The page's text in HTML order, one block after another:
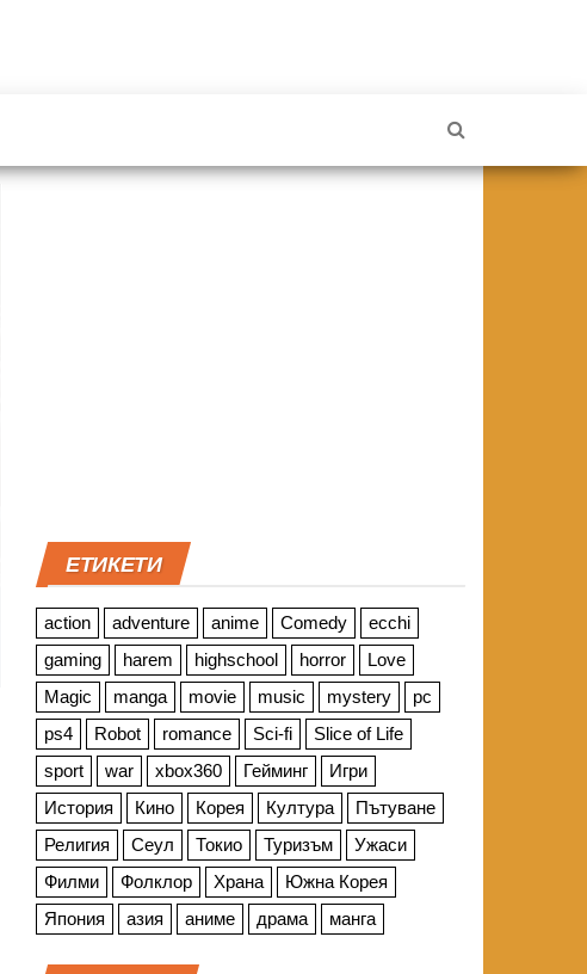
ЕТИКЕТИ
action adventure anime Comedy
ecchi
gaming
harem highschool horror
Love
Magic
manga movie music mystery
pc
ps4
Robot romance Sci-fi
Slice of Life
sport
war xbox360 Гейминг
Игри
История
Кино Корея Култура
Пътуване
Религия
Сеул Токио Туризъм
Ужаси
Филми
Фолклор Храна
Южна Корея
Япония
азия аниме драма манга